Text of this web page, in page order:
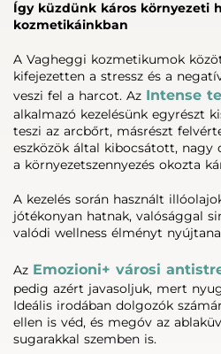
Így küzdünk káros környezeti
kozmetikáinkban
A Vagheggi kozmetikumok
kifejezetten a stressz és a
veszi fel a harcot. Az Intense
alkalmazó kezelésünk egyrészt
teszi az arcbőrt, másrészt
eszközök által kibocsátott, nagy
a környezetszennyezés okozta
A kezelés során használt
jótékonyan hatnak, valósággal
valódi wellness élményt
Az Emozioni+ városi
pedig azért javasoljuk, mert
Ideális irodában dolgozók
ellen is véd, és megóv az
sugarakkal szemben is.